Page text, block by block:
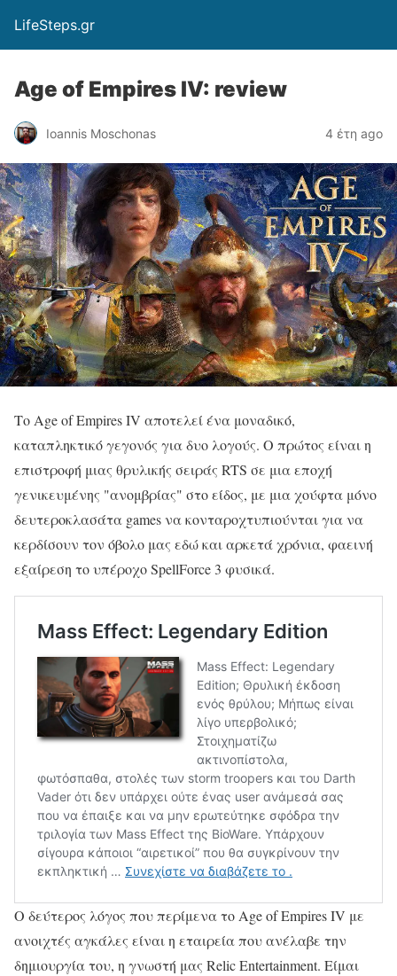
LifeSteps.gr
Age of Empires IV: review
Ioannis Moschonas 4 έτη ago
Το Age of Empires IV αποτελεί ένα μοναδικό,
καταπληκτικό γεγονός για δυο λογούς. Ο πρώτος είναι η
επιστροφή μιας θρυλικής σειράς RTS σε μια εποχή
γενικευμένης "ανομβρίας" στο είδος, με μια χούφτα μόνο
δευτεροκλασάτα games να κονταροχτυπιούνται για να
κερδίσουν τον όβολο μας εδώ και αρκετά χρόνια, φαεινή
εξαίρεση το υπέροχο SpellForce 3 φυσικά.
Ο δεύτερος λόγος που περίμενα το Age of Empires IV με
ανοιχτές αγκάλες είναι η εταιρεία που ανέλαβε την
δημιουργία του, η γνωστή μας Relic Entertainment. Είμαι